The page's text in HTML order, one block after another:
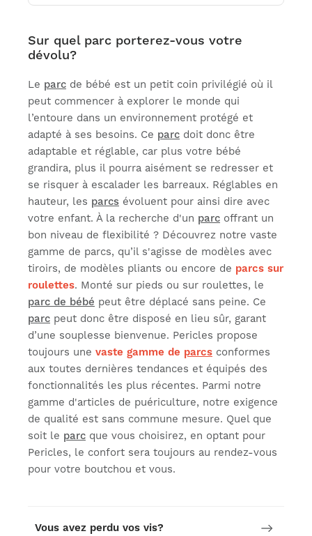
Sur quel parc porterez-vous votre
dévolu?
Le parc de bébé est un petit coin privilégié où il
peut commencer à explorer le monde qui
l’entoure dans un environnement protégé et
adapté à ses besoins. Ce parc doit donc être
adaptable et réglable, car plus votre bébé
grandira, plus il pourra aisément se redresser et
se risquer à escalader les barreaux. Réglables en
hauteur, les parcs évoluent pour ainsi dire avec
votre enfant. À la recherche d'un parc offrant un
bon niveau de flexibilité ? Découvrez notre vaste
gamme de parcs, qu’il s'agisse de modèles avec
tiroirs, de modèles pliants ou encore de parcs sur
roulettes. Monté sur pieds ou sur roulettes, le
parc de bébé peut être déplacé sans peine. Ce
parc peut donc être disposé en lieu sûr, garant
d’une souplesse bienvenue. Pericles propose
toujours une vaste gamme de parcs conformes
aux toutes dernières tendances et équipés des
fonctionnalités les plus récentes. Parmi notre
gamme d'articles de puériculture, notre exigence
de qualité est sans commune mesure. Quel que
soit le parc que vous choisirez, en optant pour
Pericles, le confort sera toujours au rendez-vous
pour votre boutchou et vous.
Vous avez perdu vos vis?